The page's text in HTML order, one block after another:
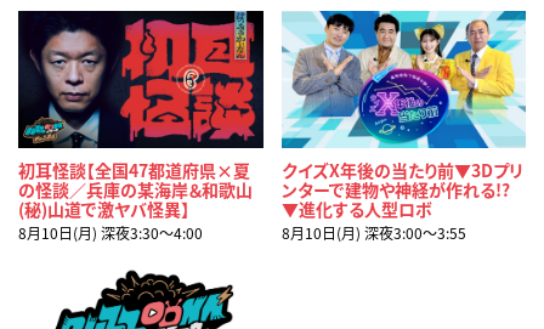
初耳怪談【全国47都道府県×夏
の怪談／兵庫の某海岸＆和歌山
(秘)山道で激ヤバ怪異】
8月10日(月) 深夜3:30〜4:00
クイズX年後の当たり前▼3Dプリ
ンターで建物や神経が作れる!?
▼進化する人型ロボ
8月10日(月) 深夜3:00〜3:55